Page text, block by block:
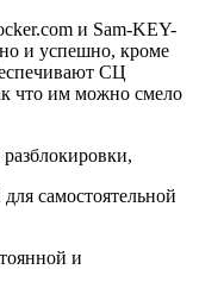
и Sam-KEY-
и успешно, кроме
СЦ
что им можно смело
самостоятельной
и